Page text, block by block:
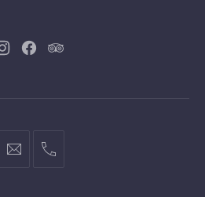
NeuesNeuesNeues
info@hofgut-0049747196019210